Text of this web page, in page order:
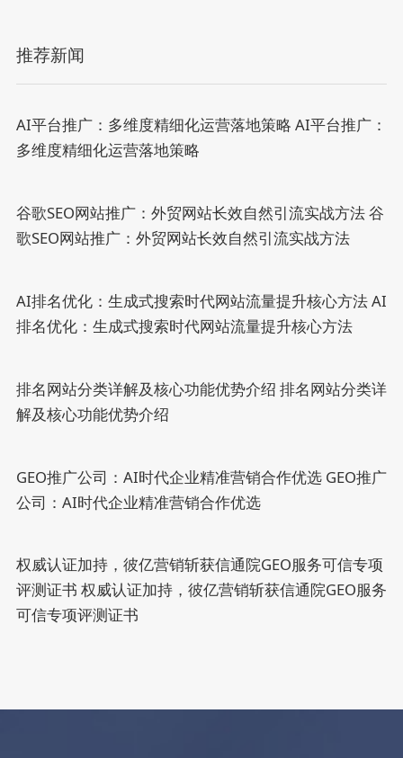
推荐新闻
AI平台推广：多维度精细化运营落地策略 AI平台推广：
多维度精细化运营落地策略
谷歌SEO网站推广：外贸网站长效自然引流实战方法谷
歌SEO网站推广：外贸网站长效自然引流实战方法
AI排名优化：生成式搜索时代网站流量提升核心方法AI
排名优化：生成式搜索时代网站流量提升核心方法
排名网站分类详解及核心功能优势介绍 排名网站分类详
解及核心功能优势介绍
GEO推广公司：AI时代企业精准营销合作优选 GEO推广
公司：AI时代企业精准营销合作优选
权威认证加持，彼亿营销斩获信通院GEO服务可信专项
评测证书 权威认证加持，彼亿营销斩获信通院GEO服务
可信专项评测证书